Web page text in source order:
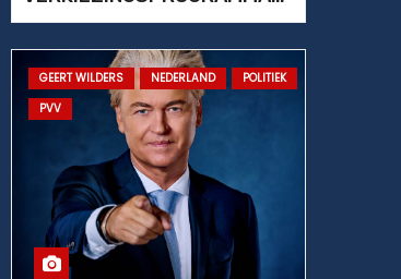
POLITIE ZOEKT
GOOIENDE HUFTER
2025 – 2029
GEERT WILDERS NEDERLAND
POLITIEK
PVV